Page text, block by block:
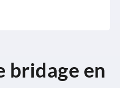
bridage en